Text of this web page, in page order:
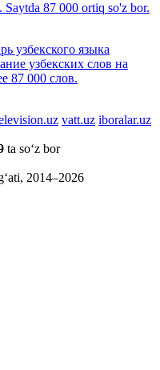
87 000 ortiq so'z bor.
узбекского языка
узбекских слов на
87 000 слов.
vatt.uz iboralar.uz
ta so‘z bor
2014–2026